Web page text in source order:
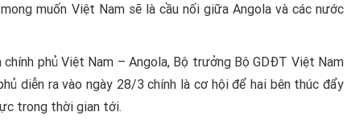
muốn Việt Nam sẽ là cầu nối giữa Angola và các nước
phủ Việt Nam – Angola, Bộ trưởng Bộ GDĐT Việt Nam
diễn ra vào ngày 28/3 chính là cơ hội để hai bên thúc đẩy
trong thời gian tới.